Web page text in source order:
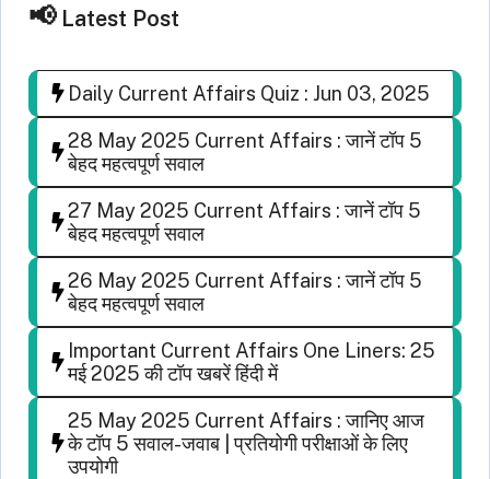
Latest Post
Daily Current Affairs Quiz : Jun 03, 2025
28 May 2025 Current Affairs : जानें टॉप 5
बेहद महत्वपूर्ण सवाल
27 May 2025 Current Affairs : जानें टॉप 5
बेहद महत्वपूर्ण सवाल
26 May 2025 Current Affairs : जानें टॉप 5
बेहद महत्वपूर्ण सवाल
Important Current Affairs One Liners: 25
मई 2025 की टॉप खबरें हिंदी में
25 May 2025 Current Affairs : जानिए आज
के टॉप 5 सवाल-जवाब | प्रतियोगी परीक्षाओं के लिए
उपयोगी